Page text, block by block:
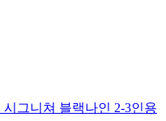
그니쳐 블랙나인 2-3인용